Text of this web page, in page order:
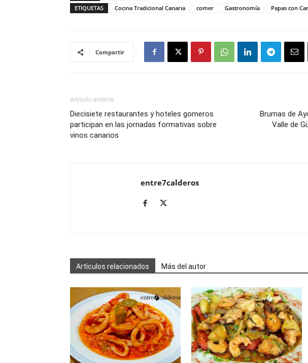
ETIQUETAS
Cocina Tradicional Canaria comer Gastronomía Papas con
Compartir
Artículo anterior
Diecisiete restaurantes y hoteles gomeros
participan en las jornadas formativas sobre
vinos canarios
Brumas de
Valle de
entre7calderos
Artículos relacionados Más del autor